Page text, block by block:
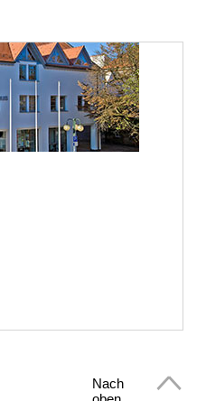
Nach